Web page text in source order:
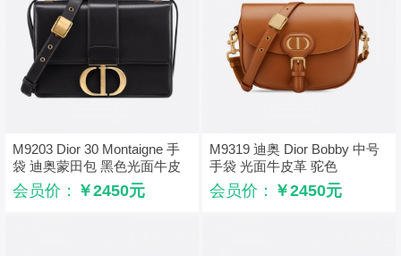
M9203 Dior 30 Montaigne 手
袋 迪奥蒙田包 黑色光面牛皮
革
会员价： ￥2450元
M9319 迪奥 Dior Bobby 中号
手袋 光面牛皮革 驼色
会员价： ￥2450元